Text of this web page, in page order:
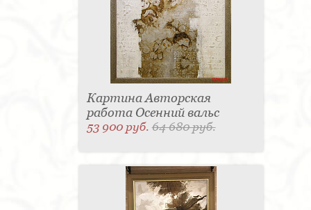
Картина Авторская
работа Осенний вальс
53 900 руб.64 680 руб.